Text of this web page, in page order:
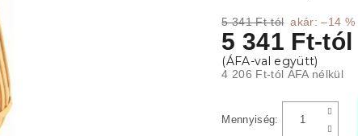
5 341 Ft-tól akár: –14 %
5 341 Ft-tól
4 206 Ft-tól ÁFA nélkül